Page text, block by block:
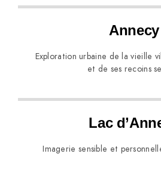
Annecy
Exploration urbaine de la vieille
et de ses recoins
Lac
Imagerie sensible et